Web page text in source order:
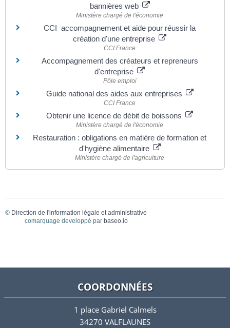
bannières web
Ministère chargé de l'économie
CCI accompagnement et aide pour réussir la
création d'une entreprise
CCI France
Accompagnement des créateurs et repreneurs
d'entreprise
Pôle emploi
Guide national des aides aux entreprises
CCI France
Obtenir une licence de débit de boissons
Ministère chargé de l'économie
Restauration : obligations en matière de formation et
d'hygiène alimentaire
Ministère chargé de l'agriculture
© Direction de l'information légale et administrative
comarquage developpé par baseo.io
COORDONNÉES
1 place Gabriel Calmels
34270 VALFLAUNES